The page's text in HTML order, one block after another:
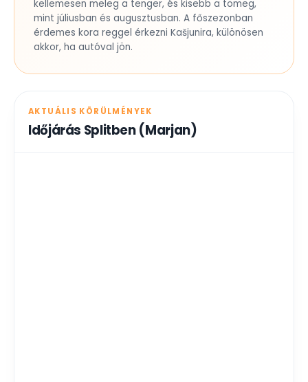
kellemesen meleg a tenger, és kisebb a tömeg,
mint júliusban és augusztusban. A főszezonban
érdemes kora reggel érkezni Kašjunira, különösen
akkor, ha autóval jön.
AKTUÁLIS KÖRÜLMÉNYEK
Időjárás Splitben (Marjan)